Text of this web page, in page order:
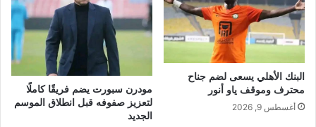
البنك الأهلي يسعى لضم جناح
محترف وموقف ياو أنور
أغسطس 9, 2026
مودرن سبورت يضم فريقًا كاملًا
لتعزيز صفوفه قبل انطلاق الموسم
الجديد